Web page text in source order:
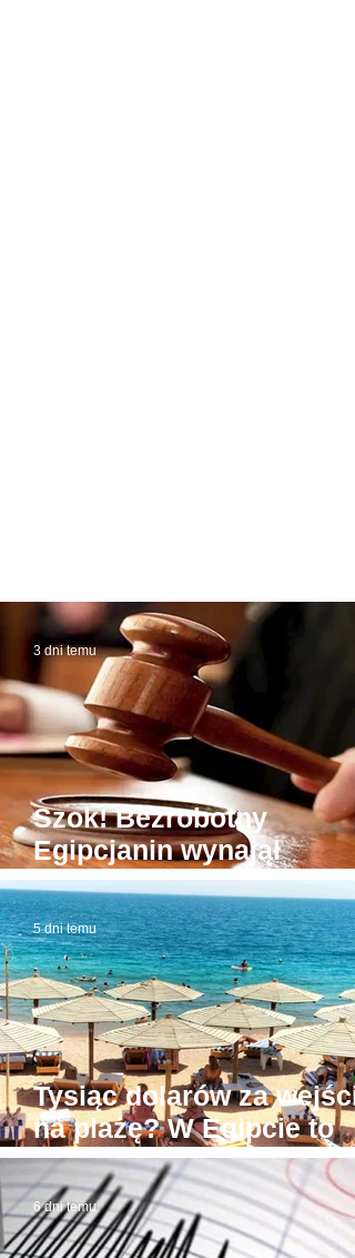
Szok! Bezrobotny
Egipcjanin wynajął
budynek sądu. W
roboty todze wyłudzał
łapówki od naiwnych
3 dni temu
Tysiąc dolarów za
na plażę? W Egipcie to
możliwe! Stąd awantury
5 dni temu
6 dni temu